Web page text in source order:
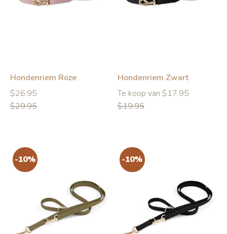
-10%
Hondenriem Roze
Normale
prijs
$26.95
Normale
prijs
$29.95
-10%
Hondenriem Zwart
Te koop van $17.95
Normale
prijs
$19.95